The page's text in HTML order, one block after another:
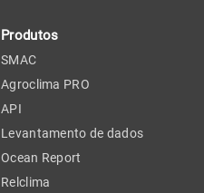
Produtos
SMAC
Agroclima PRO
API
Levantamento de dados
Ocean Report
Relclima